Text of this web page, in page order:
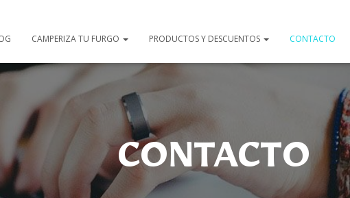
CAMPERIZA TU FURGO PRODUCTOS Y DESCUENTOS CONTACTO
CONTACTO